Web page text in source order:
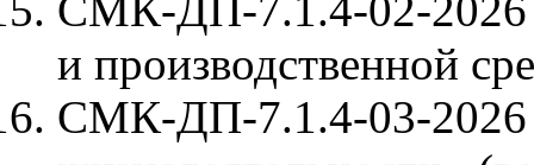
и производственной
СМК-ДП-7.1.4-03-2026